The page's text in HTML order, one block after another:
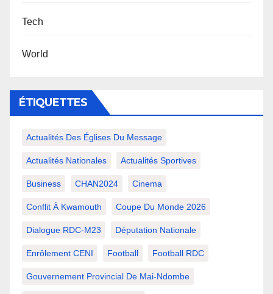
Tech
World
ÉTIQUETTES
Actualités Des Églises Du Message
Actualités Nationales Actualités Sportives
Business CHAN2024 Cinema
Conflit À Kwamouth Coupe Du Monde 2026
Dialogue RDC-M23 Députation Nationale
Enrôlement CENI Football Football RDC
Gouvernement Provincial De Mai-Ndombe